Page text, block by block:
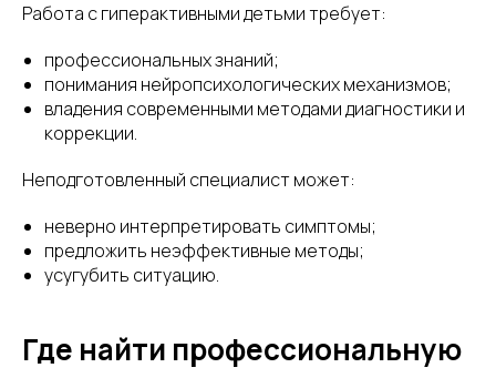
Работа с гиперактивными детьми требует:
профессиональных знаний;
понимания нейропсихологических механизмов;
владения современными методами диагностики и
коррекции.
Неподготовленный специалист может:
неверно интерпретировать симптомы;
предложить неэффективные методы;
усугубить ситуацию.
Где найти профессиональную